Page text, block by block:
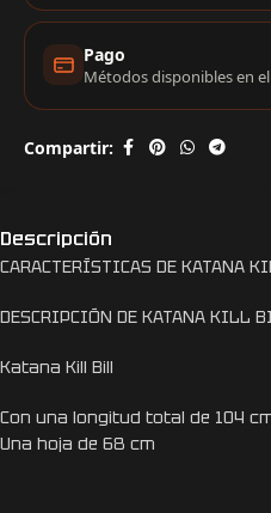
Pago
Métodos disponibles en
Compartir:
Descripción
CARACTERÍSTICAS DE KATANA
DESCRIPCIÓN DE KATANA KILL
Katana Kill Bill
Con una longitud total de 104
Una hoja de 68 cm